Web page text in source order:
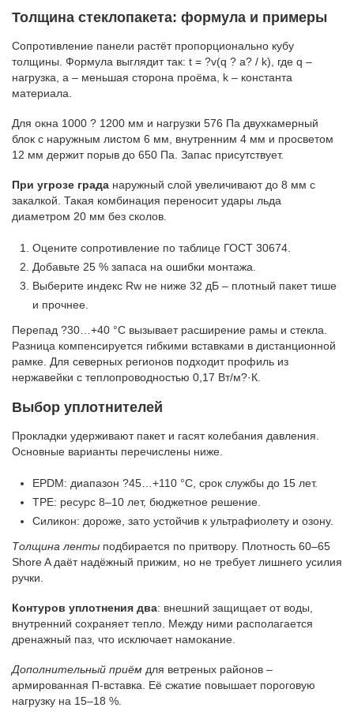
Толщина стеклопакета: формула и примеры
Сопротивление панели растёт пропорционально кубу
толщины. Формула выглядит так: t = ?v(q ? a? / k), где q –
нагрузка, a – меньшая сторона проёма, k – константа
материала.
Для окна 1000 ? 1200 мм и нагрузки 576 Па двухкамерный
блок с наружным листом 6 мм, внутренним 4 мм и просветом
12 мм держит порыв до 650 Па. Запас присутствует.
При угрозе града наружный слой увеличивают до 8 мм с
закалкой. Такая комбинация переносит удары льда
диаметром 20 мм без сколов.
Оцените сопротивление по таблице ГОСТ 30674.
Добавьте 25 % запаса на ошибки монтажа.
Выберите индекс Rw не ниже 32 дБ – плотный пакет тише
и прочнее.
Перепад ?30…+40 °C вызывает расширение рамы и стекла.
Разница компенсируется гибкими вставками в дистанционной
рамке. Для северных регионов подходит профиль из
нержавейки с теплопроводностью 0,17 Вт/м?·К.
Выбор уплотнителей
Прокладки удерживают пакет и гасят колебания давления.
Основные варианты перечислены ниже.
EPDM: диапазон ?45…+110 °C, срок службы до 15 лет.
TPE: ресурс 8–10 лет, бюджетное решение.
Силикон: дороже, зато устойчив к ультрафиолету и озону.
Толщина ленты подбирается по притвору. Плотность 60–65
Shore A даёт надёжный прижим, но не требует лишнего усилия
ручки.
Контуров уплотнения два: внешний защищает от воды,
внутренний сохраняет тепло. Между ними располагается
дренажный паз, что исключает намокание.
Дополнительный приём для ветреных районов –
армированная П-вставка. Её сжатие повышает пороговую
нагрузку на 15–18 %.